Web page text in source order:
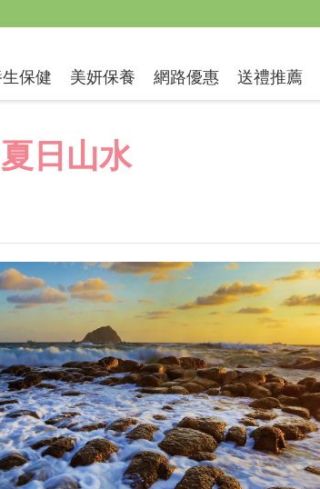
日山水
保健 美妍保養 網路優惠 送禮推薦